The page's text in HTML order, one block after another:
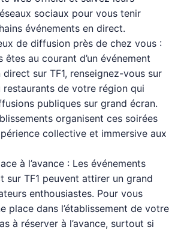
sociaux pour vous tenir
événements en direct.
de diffusion près de chez vous :
êtes au courant d’un événement
sur TF1, renseignez-vous sur
restaurants de votre région qui
publiques sur grand écran.
organisent ces soirées
collective et immersive aux
à l’avance : Les événements
sur TF1 peuvent attirer un grand
enthousiastes. Pour vous
place dans l’établissement de votre
à réserver à l’avance, surtout si